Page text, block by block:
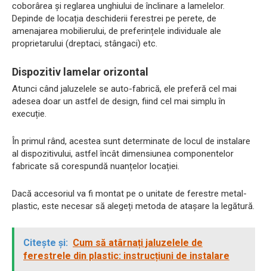
coborârea și reglarea unghiului de înclinare a lamelelor.
Depinde de locația deschiderii ferestrei pe perete, de
amenajarea mobilierului, de preferințele individuale ale
proprietarului (dreptaci, stângaci) etc.
Dispozitiv lamelar orizontal
Atunci când jaluzelele se auto-fabrică, ele preferă cel mai
adesea doar un astfel de design, fiind cel mai simplu în
execuție.
În primul rând, acestea sunt determinate de locul de instalare
al dispozitivului, astfel încât dimensiunea componentelor
fabricate să corespundă nuanțelor locației.
Dacă accesoriul va fi montat pe o unitate de ferestre metal-
plastic, este necesar să alegeți metoda de atașare la legătură.
Citește și: Cum să atârnați jaluzelele de
ferestrele din plastic: instrucțiuni de instalare